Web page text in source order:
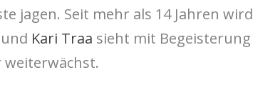
jagen. Seit mehr als 14 Jahren wird
Kari Traa sieht mit Begeisterung
weiterwächst.